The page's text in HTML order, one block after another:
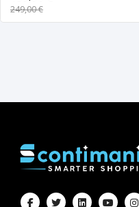
249,00 €